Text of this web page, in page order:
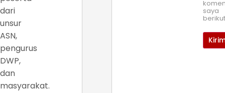
dari
unsur
ASN,
pengurus
DWP,
dan
masyarakat.
saya